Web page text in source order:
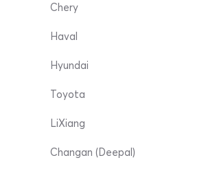
Chery
Haval
Hyundai
Toyota
LiXiang
Changan (Deepal)